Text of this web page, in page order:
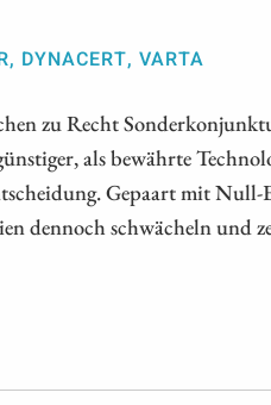
DYNACERT, VARTA
zu Recht
als bewährte
Gepaart mit Null-
dennoch schwächeln und